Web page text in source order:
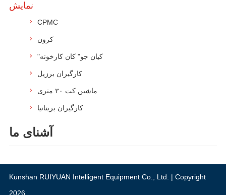
نمایش
CPMC
کرون
"کیان جو" کان کارخونه
کارگیران برزیل
ماشین کت ۳۰ متری
کارگیران بریتانیا
آشنای ما
Kunshan RUIYUAN Intelligent Equipment Co., Ltd.
| Copyright
2026